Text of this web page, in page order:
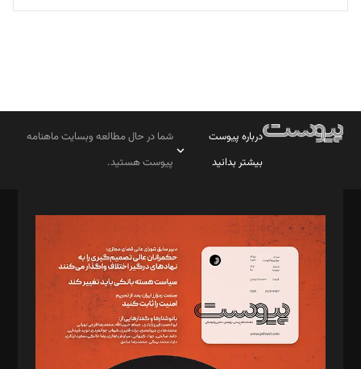
درباره پیوست
بیشتر بدانید
شما در حال مطالعه وبسایت ماهنامه
پیوست هستید.
مدیر مسئول: محمدباقر اثنی‌عشری
سردبیر: مهرک محمودی
دبیر تحریریه: میثم قاسمی
د‌بیر ناداستان: سمانه سمیع
د‌بیر خدمت و تجارت: ابوالفضل رجبی
د‌بیر حقوق فناوری: حسام‌الدین ایپکچی
د‌بیر پیوست جهان: مینا پاکدل